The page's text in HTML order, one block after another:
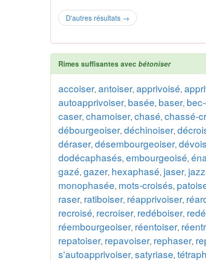
D'autres résultats →
Rimes suffisantes avec bétoniser
accoiser, antoiser, apprivoisé,
autoapprivoiser, basée, baser,
caser, chamoiser, chasé, chassé-
débourgeoiser, déchinoiser,
déraser, désembourgeoiser,
dodécaphasés, embourgeoisé,
gazé, gazer, hexaphasé, jaser,
monophasée, mots-croisés,
raser, ratiboiser, réapprivoiser,
recroisé, recroiser, redéboiser,
réembourgeoiser, réentoiser,
repatoiser, repavoiser, rephaser,
s'autoapprivoiser, satyriase,